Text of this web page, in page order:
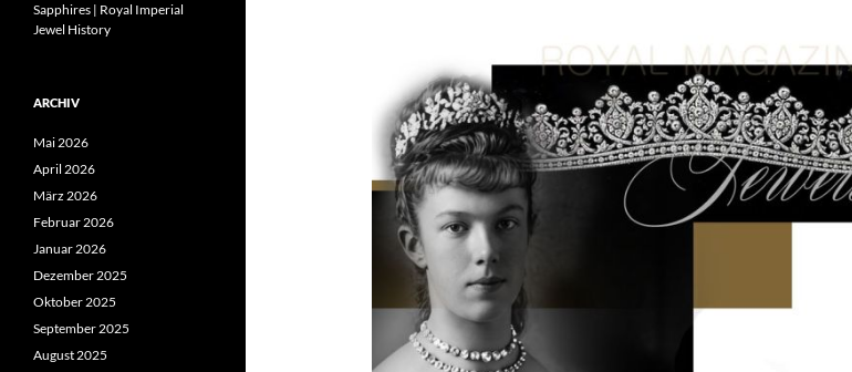
Sapphires | Royal Imperial
Jewel History
ARCHIV
Mai 2026
April 2026
März 2026
Februar 2026
Januar 2026
Dezember 2025
Oktober 2025
September 2025
August 2025